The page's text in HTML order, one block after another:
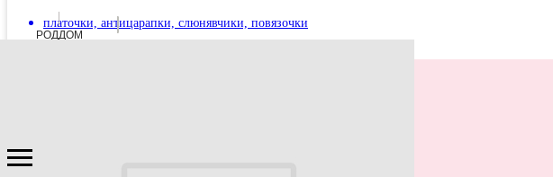
РОДДОМ
платочки, антицарапки, слюнявчики, повязочки